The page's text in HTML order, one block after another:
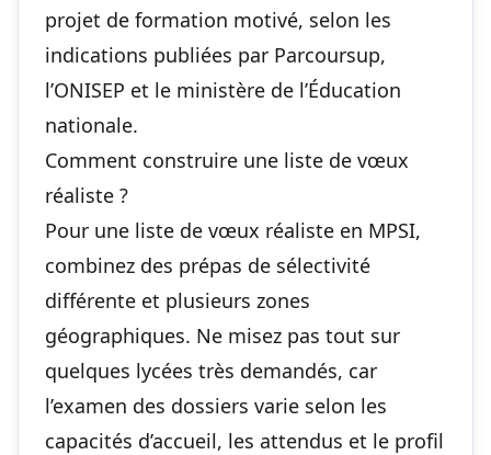
projet de formation motivé, selon les
indications publiées par Parcoursup,
l’ONISEP et le ministère de l’Éducation
nationale.
Comment construire une liste de vœux
réaliste ?
Pour une liste de vœux réaliste en MPSI,
combinez des prépas de sélectivité
différente et plusieurs zones
géographiques. Ne misez pas tout sur
quelques lycées très demandés, car
l’examen des dossiers varie selon les
capacités d’accueil, les attendus et le profil